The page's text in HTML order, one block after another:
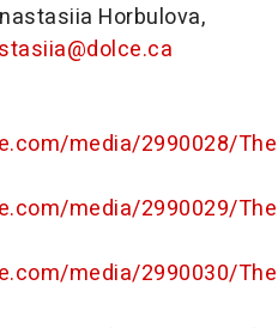
Horbulova,
media/2990028/
media/2990029/
media/2990030/